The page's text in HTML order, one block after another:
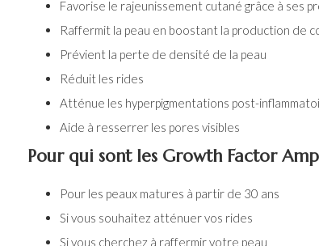
Favorise le rajeunissement cutané grâce à ses
Raffermit la peau en boostant la production de
Prévient la perte de densité de la peau
Réduit les rides
Atténue les hyperpigmentations post-
Aide à resserrer les pores visibles
Pour qui sont les Growth Factor
Pour les peaux matures à partir de 30 ans
Si vous souhaitez atténuer vos rides
Si vous cherchez à raffermir votre peau